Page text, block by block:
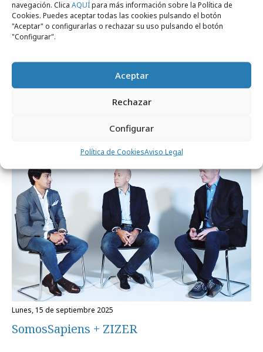
navegación. Clica AQUÍpara más información sobre la Política de
Cookies. Puedes aceptar todas las cookies pulsando el botón
"Aceptar" o configurarlas o rechazar su uso pulsando el botón
"Configurar".
Aceptar
Rechazar
Configurar
Política de CookiesAviso Legal
Nueva campaña institucional para
lunes, 15 de septiembre 2025
SomosSapiens + ZIZER